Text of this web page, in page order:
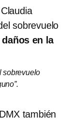
sobrevuelo
en la
sobrevuelo
también